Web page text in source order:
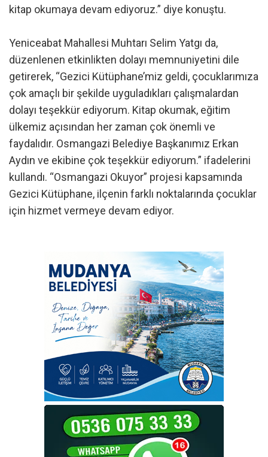
kitap okumaya devam ediyoruz.” diye konuştu.
Yeniceabat Mahallesi Muhtarı Selim Yatgı da,
düzenlenen etkinlikten dolayı memnuniyetini dile
getirerek, “Gezici Kütüphane’miz geldi, çocuklarımıza
çok amaçlı bir şekilde uyguladıkları çalışmalardan
dolayı teşekkür ediyorum. Kitap okumak, eğitim
ülkemiz açısından her zaman çok önemli ve
faydalıdır. Osmangazi Belediye Başkanımız Erkan
Aydın ve ekibine çok teşekkür ediyorum.” ifadelerini
kullandı. “Osmangazi Okuyor” projesi kapsamında
Gezici Kütüphane, ilçenin farklı noktalarında çocuklar
için hizmet vermeye devam ediyor.